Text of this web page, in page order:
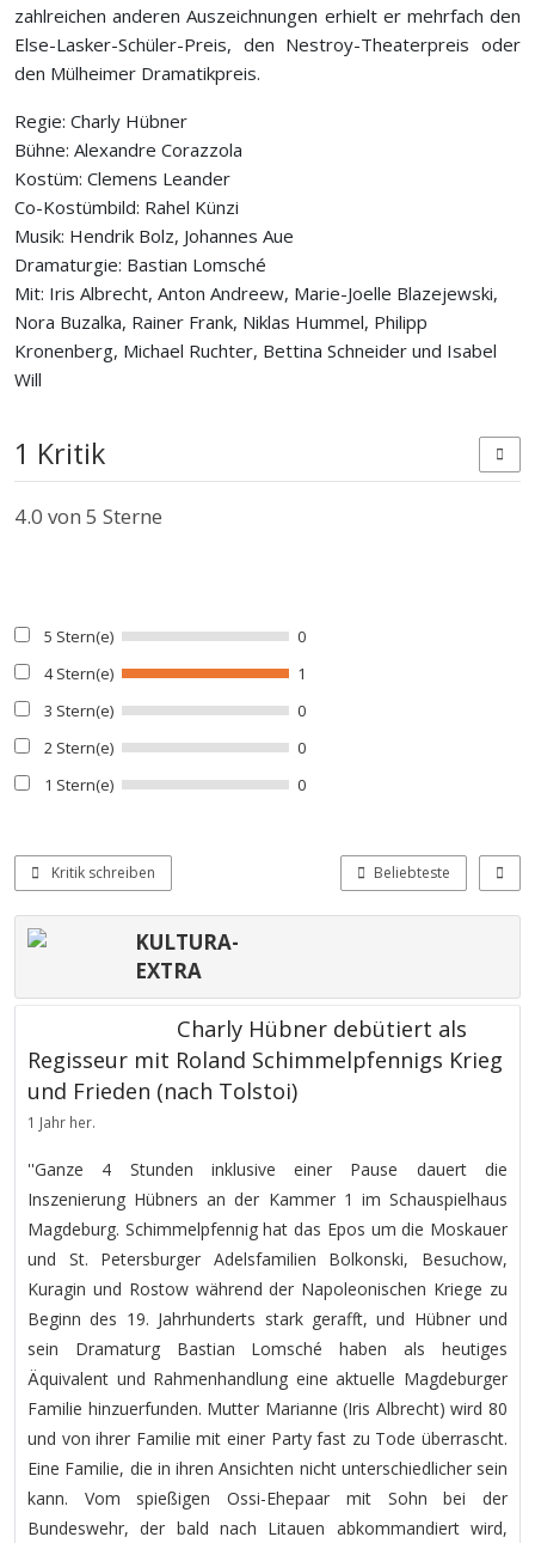
zahlreichen anderen Auszeichnungen erhielt er mehrfach den
Else-Lasker-Schüler-Preis, den Nestroy-Theaterpreis oder
den Mülheimer Dramatikpreis.
Regie: Charly Hübner
Bühne: Alexandre Corazzola
Kostüm: Clemens Leander
Co-Kostümbild: Rahel Künzi
Musik: Hendrik Bolz, Johannes Aue
Dramaturgie: Bastian Lomsché
Mit: Iris Albrecht, Anton Andreew, Marie-Joelle Blazejewski,
Nora Buzalka, Rainer Frank, Niklas Hummel, Philipp
Kronenberg, Michael Ruchter, Bettina Schneider und Isabel
Will
1 Kritik
4.0 von 5 Sterne
5 Stern(e)
0
4 Stern(e)
1
3 Stern(e)
0
2 Stern(e)
0
1 Stern(e)
0
Kritik schreiben Beliebteste
KULTURA-
EXTRA
Charly Hübner debütiert als
Regisseur mit Roland Schimmelpfennigs Krieg
und Frieden (nach Tolstoi)
1 Jahr her.
''Ganze 4 Stunden inklusive einer Pause dauert die
Inszenierung Hübners an der Kammer 1 im Schauspielhaus
Magdeburg. Schimmelpfennig hat das Epos um die Moskauer
und St. Petersburger Adelsfamilien Bolkonski, Besuchow,
Kuragin und Rostow während der Napoleonischen Kriege zu
Beginn des 19. Jahrhunderts stark gerafft, und Hübner und
sein Dramaturg Bastian Lomsché haben als heutiges
Äquivalent und Rahmenhandlung eine aktuelle Magdeburger
Familie hinzuerfunden. Mutter Marianne (Iris Albrecht) wird 80
und von ihrer Familie mit einer Party fast zu Tode überrascht.
Eine Familie, die in ihren Ansichten nicht unterschiedlicher sein
kann. Vom spießigen Ossi-Ehepaar mit Sohn bei der
Bundeswehr, der bald nach Litauen abkommandiert wird,